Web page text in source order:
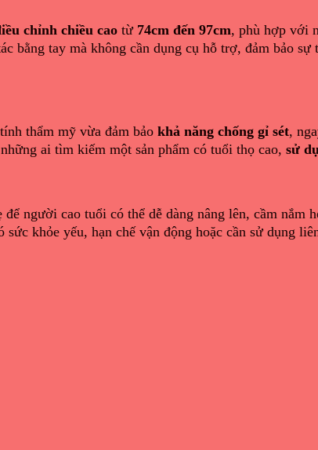
chỉnh chiều cao từ 74cm đến 97cm, phù hợp với
bằng tay mà không cần dụng cụ hỗ trợ, đảm bảo
thẩm mỹ vừa đảm bảo khả năng chống gỉ sét,
ai tìm kiếm một sản phẩm có tuổi thọ cao, sử
người cao tuổi có thể dễ dàng nâng lên, cầm nắm
khỏe yếu, hạn chế vận động hoặc cần sử dụng